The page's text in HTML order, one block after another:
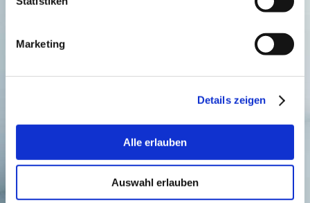
Marketing
Details zeigen
Alle erlauben
Auswahl erlauben
Unsere Öffnungszeiten